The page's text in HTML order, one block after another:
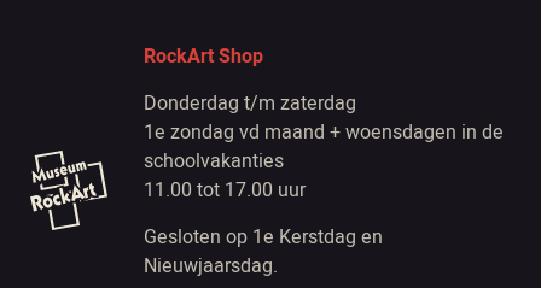
RockArt Shop
Donderdag t/m zaterdag
1e zondag vd maand + woensdagen in de
schoolvakanties
11.00 tot 17.00 uur
Gesloten op 1e Kerstdag en
Nieuwjaarsdag.